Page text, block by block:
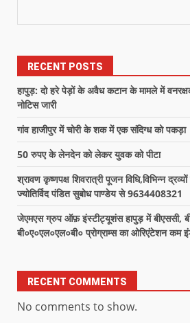
RECENT POSTS
हापुड़: दो हरे पेड़ों के अवैध कटान के मामले में
नोटिस जारी
गांव हाजीपुर में चोरी के शक में एक संदिग्ध को पकड़ा
50 रुपए के लेनदेन को लेकर युवक को पीटा
श्रावण कृष्णपक्ष शिवरात्री पूजन विधि,विभिन्न
ज्योतिर्विद पंडित सुबोध पाण्डेय से 9634408321
जेएमएस ग्रुप ऑफ़ इंस्टीट्यूशंस हापुड़ में बीएससी,
बी०ए०एल०एल०बी० प्रोग्राम्स का ओरिएंटेशन कम
RECENT COMMENTS
No comments to show.